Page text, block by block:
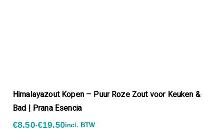
Himalayazout Kopen – Puur Roze Zout voor Keuken &
Bad | Prana Esencia
€8.50-€19.50incl. BTW